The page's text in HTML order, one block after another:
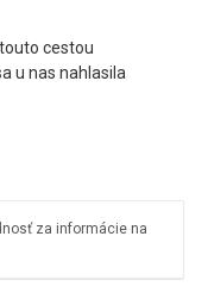
cestou
u nas nahlasila
za informácie na